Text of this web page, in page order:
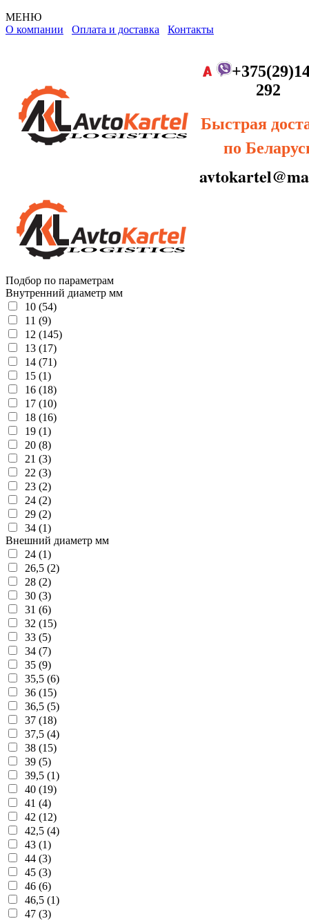
МЕНЮ
О компании Оплата и доставка Контакты
292
Быстрая
по
Подбор по параметрам
Внутренний диаметр мм
10 (54)
11 (9)
12 (145)
13 (17)
14 (71)
15 (1)
16 (18)
17 (10)
18 (16)
19 (1)
20 (8)
21 (3)
22 (3)
23 (2)
24 (2)
29 (2)
34 (1)
Внешний диаметр мм
24 (1)
26,5 (2)
28 (2)
30 (3)
31 (6)
32 (15)
33 (5)
34 (7)
35 (9)
35,5 (6)
36 (15)
36,5 (5)
37 (18)
37,5 (4)
38 (15)
39 (5)
39,5 (1)
40 (19)
41 (4)
42 (12)
42,5 (4)
43 (1)
44 (3)
45 (3)
46 (6)
46,5 (1)
47 (3)